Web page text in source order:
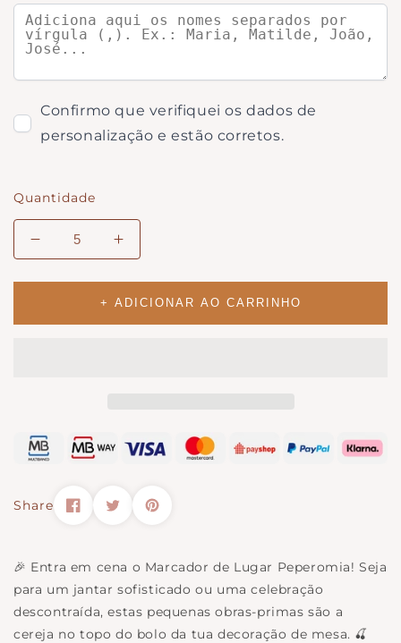
Confirmo que verifiquei os dados de
personalização e estão corretos.
Quantidade
Diminuir
para
Marcador
de
Aumentar
quantidade
para
Marcador
+ ADICIONAR AO CARRINHO
Share
🎉 Entra em cena o Marcador de Lugar Peperomia! Seja
para um jantar sofisticado ou uma celebração
descontraída, estas pequenas obras-primas são a
cereja no topo do bolo da tua decoração de mesa. 🍒